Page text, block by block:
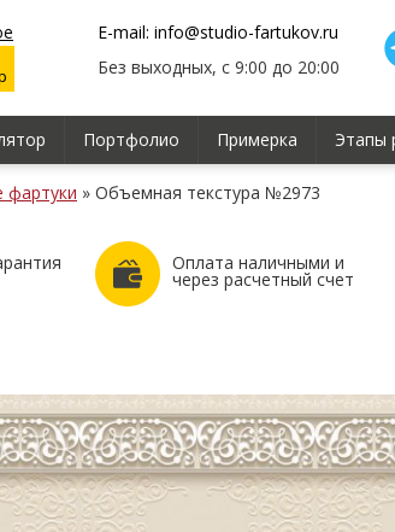
E-mail: info@studio-fartukov.ru
Без выходных, с 9:00 до 20:00
Портфолио Примерка Этапы
фартуки » Объемная текстура №2973
Оплата наличными и
через расчетный счет